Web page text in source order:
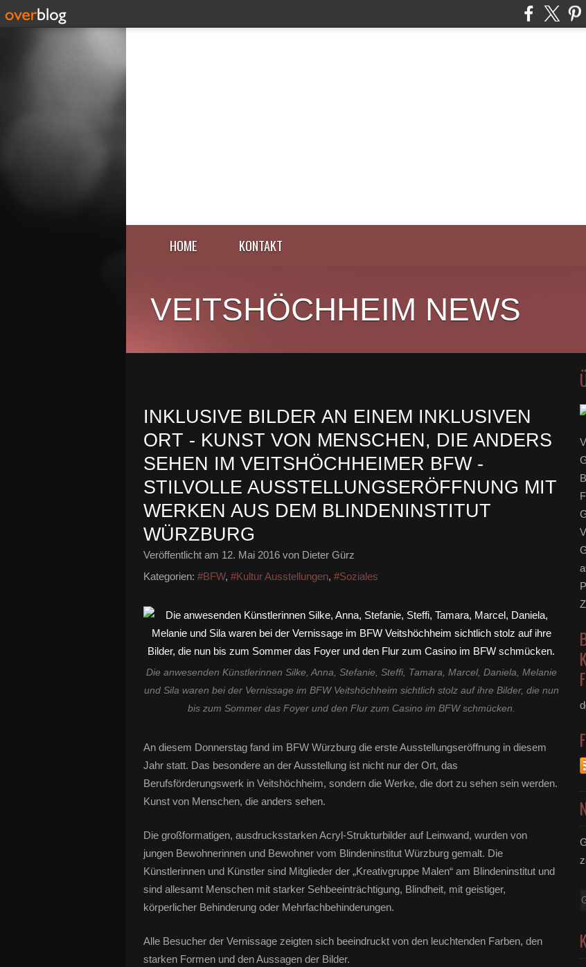
HOME KONTAKT
VEITSHÖCHHEIM NEWS
INKLUSIVE BILDER AN EINEM INKLUSIVEN
ORT - KUNST VON MENSCHEN, DIE ANDERS
SEHEN IM VEITSHÖCHHEIMER BFW -
STILVOLLE AUSSTELLUNGSERÖFFNUNG MIT
WERKEN AUS DEM BLINDENINSTITUT
WÜRZBURG
Veröffentlicht am 12. Mai 2016 von Dieter Gürz
Kategorien: #BFW, #Kultur Ausstellungen, #Soziales
Die anwesenden Künstlerinnen Silke, Anna, Stefanie, Steffi, Tamara, Marcel, Daniela, Melanie
und Sila waren bei der Vernissage im BFW Veitshöchheim sichtlich stolz auf ihre Bilder, die nun
bis zum Sommer das Foyer und den Flur zum Casino im BFW schmücken.
An diesem Donnerstag fand im BFW Würzburg die erste Ausstellungseröffnung in diesem
Jahr statt. Das besondere an der Ausstellung ist nicht nur der Ort, das
Berufsförderungswerk in Veitshöchheim, sondern die Werke, die dort zu sehen sein werden.
Kunst von Menschen, die anders sehen.
Die großformatigen, ausdrucksstarken Acryl-Strukturbilder auf Leinwand, wurden von
jungen Bewohnerinnen und Bewohner vom Blindeninstitut Würzburg gemalt. Die
Künstlerinnen und Künstler sind Mitglieder der „Kreativgruppe Malen“ am Blindeninstitut und
sind allesamt Menschen mit starker Sehbeeinträchtigung, Blindheit, mit geistiger,
körperlicher Behinderung oder Mehrfachbehinderungen.
Alle Besucher der Vernissage zeigten sich beeindruckt von den leuchtenden Farben, den
starken Formen und den Aussagen der Bilder.